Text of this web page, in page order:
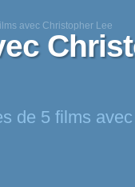
avec Christopher Lee
de 5 films